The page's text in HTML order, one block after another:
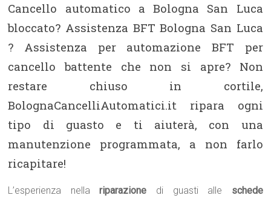
Cancello automatico a Bologna San Luca
bloccato? Assistenza BFT Bologna San Luca
? Assistenza per automazione BFT per
cancello battente che non si apre? Non
restare chiuso in cortile,
BolognaCancelliAutomatici.it ripara ogni
tipo di guasto e ti aiuterà, con una
manutenzione programmata, a non farlo
ricapitare!
L’esperienza nellariparazione di guasti alle schede